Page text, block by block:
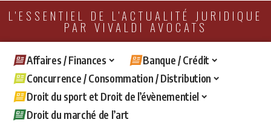
L'ESSENTIEL DE L'ACTUALITÉ JURIDIQUE
PAR VIVALDI AVOCATS
Affaires / Finances
Banque / Crédit
Concurrence / Consommation / Distribution
Droit du sport et Droit de l’évènementiel
Droit du marché de l’art